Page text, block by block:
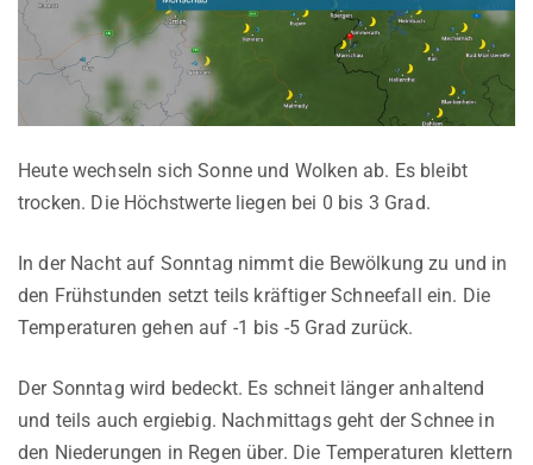
Heute wechseln sich Sonne und Wolken ab. Es bleibt
trocken. Die Höchstwerte liegen bei 0 bis 3 Grad.
In der Nacht auf Sonntag nimmt die Bewölkung zu und in
den Frühstunden setzt teils kräftiger Schneefall ein. Die
Temperaturen gehen auf -1 bis -5 Grad zurück.
Der Sonntag wird bedeckt. Es schneit länger anhaltend
und teils auch ergiebig. Nachmittags geht der Schnee in
den Niederungen in Regen über. Die Temperaturen klettern